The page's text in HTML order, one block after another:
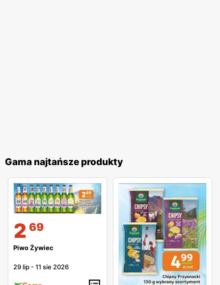
Gama najtańsze produkty
2 69
Piwo Żywiec
29 lip -11 sie 2026